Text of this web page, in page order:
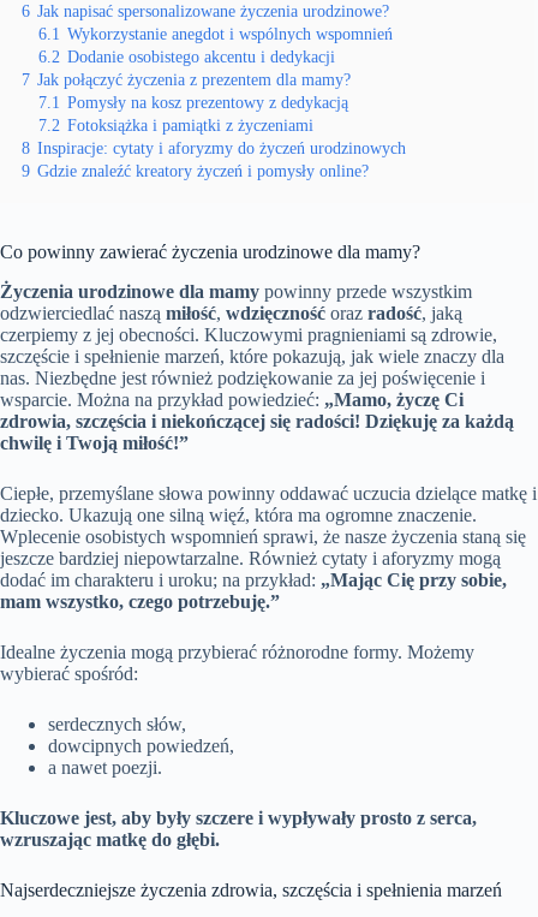
6 Jak napisać spersonalizowane życzenia urodzinowe?
6.1 Wykorzystanie anegdot i wspólnych wspomnień
6.2 Dodanie osobistego akcentu i dedykacji
7 Jak połączyć życzenia z prezentem dla mamy?
7.1 Pomysły na kosz prezentowy z dedykacją
7.2 Fotoksiążka i pamiątki z życzeniami
8 Inspiracje: cytaty i aforyzmy do życzeń urodzinowych
9 Gdzie znaleźć kreatory życzeń i pomysły online?
Co powinny zawierać życzenia urodzinowe dla mamy?
Życzenia urodzinowe dla mamy powinny przede wszystkim
odzwierciedlać naszą miłość, wdzięczność oraz radość, jaką
czerpiemy z jej obecności. Kluczowymi pragnieniami są zdrowie,
szczęście i spełnienie marzeń, które pokazują, jak wiele znaczy dla
nas. Niezbędne jest również podziękowanie za jej poświęcenie i
wsparcie. Można na przykład powiedzieć: „Mamo, życzę Ci
zdrowia, szczęścia i niekończącej się radości! Dziękuję za każdą
chwilę i Twoją miłość!”
Ciepłe, przemyślane słowa powinny oddawać uczucia dzielące matkę i
dziecko. Ukazują one silną więź, która ma ogromne znaczenie.
Wplecenie osobistych wspomnień sprawi, że nasze życzenia staną się
jeszcze bardziej niepowtarzalne. Również cytaty i aforyzmy mogą
dodać im charakteru i uroku; na przykład: „Mając Cię przy sobie,
mam wszystko, czego potrzebuję.”
Idealne życzenia mogą przybierać różnorodne formy. Możemy
wybierać spośród:
serdecznych słów,
dowcipnych powiedzeń,
a nawet poezji.
Kluczowe jest, aby były szczere i wypływały prosto z serca,
wzruszając matkę do głębi.
Najserdeczniejsze życzenia zdrowia, szczęścia i spełnienia marzeń